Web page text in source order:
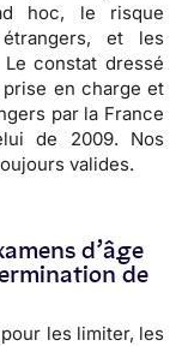
hoc, le risque
et les
Le constat dressé
en charge et
par la France
de 2009. Nos
valides.
d’âge
de
les limiter, les